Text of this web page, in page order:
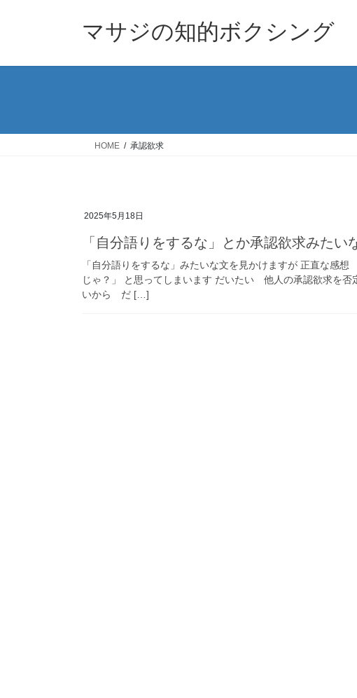
マサジの知的ボクシング
HOME 承認欲求
2025年5月18日
「自分語りをするな」とか承認欲求みた
「自分語りをするな」みたいな文を見かけますが 正直な感
じゃ？」 と思ってしまいます だいたい 他人の承認欲求を否
いから だ […]